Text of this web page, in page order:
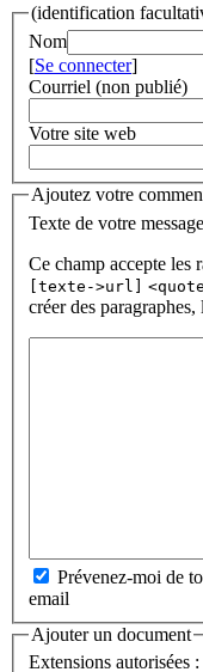
(identification
Nom
[Se connecter]
Courriel (non publié)
Votre site web
Ajoutez votre
Texte de votre message
Ce champ accepte les
[texte->url]
créer des
Prévenez-moi de
email
Ajouter un document
Extensions autorisées